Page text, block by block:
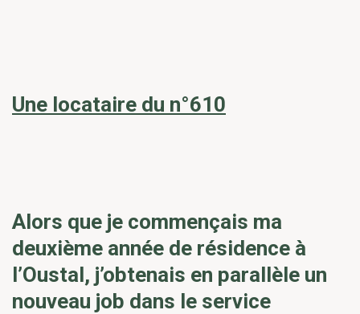
Une locataire du n°610
Alors que je commençais ma
deuxième année de résidence à
l’Oustal, j’obtenais en parallèle un
nouveau job dans le service